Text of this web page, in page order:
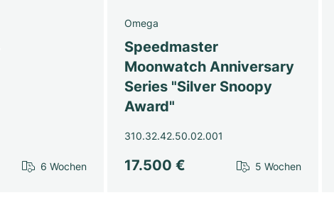
6 Wochen
Omega
Speedmaster
Moonwatch Anniversary
Series "Silver Snoopy
Award"
310.32.42.50.02.001
17.500 € 5 Wochen